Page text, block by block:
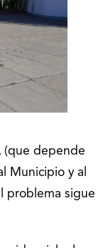
(que depende
Municipio y al
problema sigue